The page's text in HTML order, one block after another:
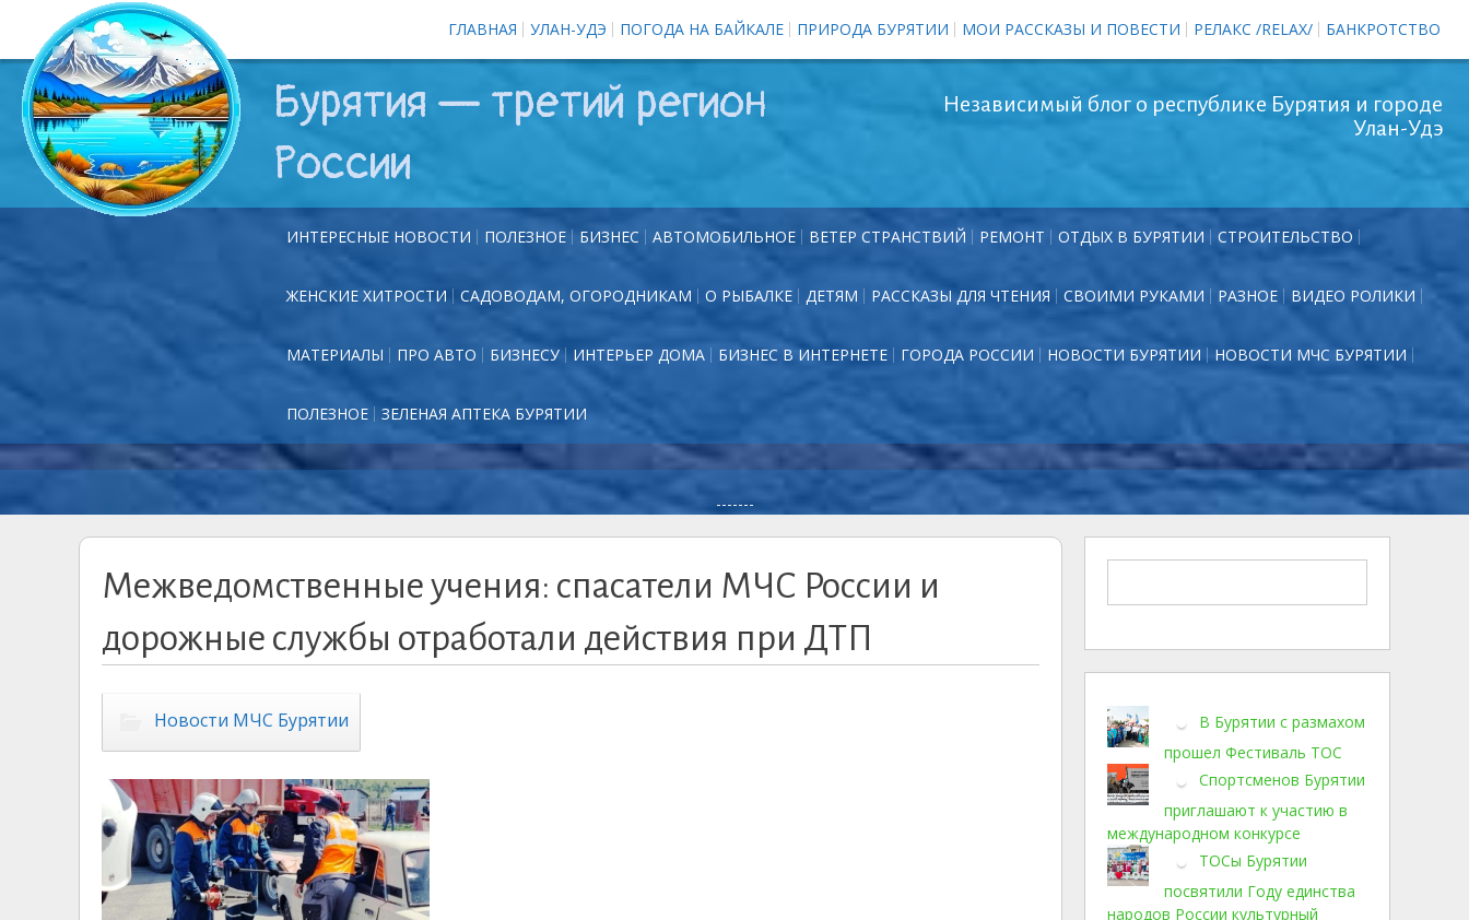
ГЛАВНАЯ УЛАН-УДЭ ПОГОДА НА БАЙКАЛЕ ПРИРОДА БУРЯТИИ МОИ РАССКАЗЫ И ПОВЕСТИ РЕЛАКС /RELAX/ БАНКРОТСТВО
Бурятия — третий регион
России
Независимый блог о республике Бурятия и городе
Улан-Удэ
ИНТЕРЕСНЫЕ НОВОСТИ ПОЛЕЗНОЕ БИЗНЕС АВТОМОБИЛЬНОЕ ВЕТЕР СТРАНСТВИЙ РЕМОНТ ОТДЫХ В БУРЯТИИ СТРОИТЕЛЬСТВО
ЖЕНСКИЕ ХИТРОСТИ САДОВОДАМ, ОГОРОДНИКАМ О РЫБАЛКЕ ДЕТЯМ РАССКАЗЫ ДЛЯ ЧТЕНИЯ СВОИМИ РУКАМИ РАЗНОЕ ВИДЕО РОЛИКИ
МАТЕРИАЛЫ ПРО АВТО БИЗНЕСУ ИНТЕРЬЕР ДОМА БИЗНЕС В ИНТЕРНЕТЕ ГОРОДА РОССИИ НОВОСТИ БУРЯТИИ НОВОСТИ МЧС БУРЯТИИ
ПОЛЕЗНОЕ ЗЕЛЕНАЯ АПТЕКА БУРЯТИИ
-------
Межведомственные учения: спасатели МЧС России и
дорожные службы отработали действия при ДТП
Новости МЧС Бурятии
В Бурятии с размахом
прошел Фестиваль ТОС
Спортсменов Бурятии
приглашают к участию в
международном конкурсе
ТОСы Бурятии
посвятили Году единства
народов России культурный